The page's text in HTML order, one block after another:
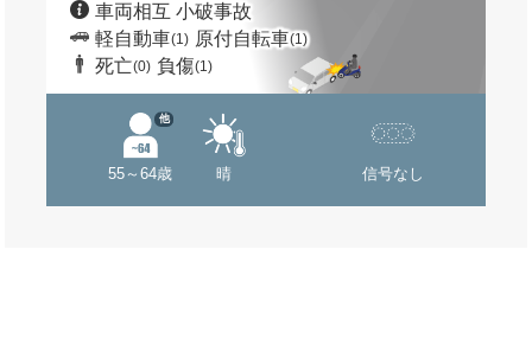
車両相互 小破事故
軽自動車(1) 原付自転車(1)
死亡(0) 負傷(1)
55～64歳
他
晴 信号なし